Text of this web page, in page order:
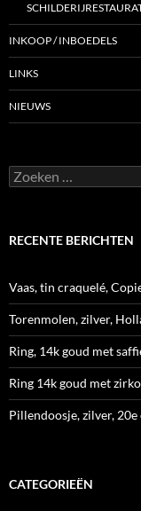
INKOOP / INBOEDELS
LINKS
NIEUWS
Zoeken
naar:
RECENTE BERICHTEN
Vaas, tin craquelé,
Torenmolen, zilver,
Ring, 14k goud met
Ring 14k goud met
Pillendoosje, zilver, 20e
CATEGORIEËN